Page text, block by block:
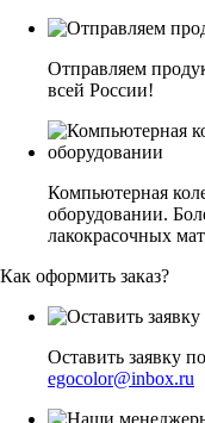
Отправляем
всей России!
Компьютерная
оборудовании.
лакокрасочных
Как оформить заказ?
Оставить заявку
egocolor@inbox.ru